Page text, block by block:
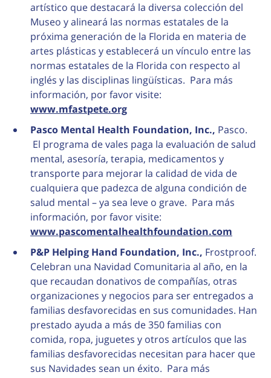
artístico que destacará la diversa colección del
Museo y alineará las normas estatales de la
próxima generación de la Florida en materia de
artes plásticas y establecerá un vínculo entre las
normas estatales de la Florida con respecto al
inglés y las disciplinas lingüísticas. Para más
información, por favor visite:
www.mfastpete.org
Pasco Mental Health Foundation, Inc., Pasco.
El programa de vales paga la evaluación de salud
mental, asesoría, terapia, medicamentos y
transporte para mejorar la calidad de vida de
cualquiera que padezca de alguna condición de
salud mental – ya sea leve o grave. Para más
información, por favor visite:
www.pascomentalhealthfoundation.com
P&P Helping Hand Foundation, Inc., Frostproof.
Celebran una Navidad Comunitaria al año, en la
que recaudan donativos de compañías, otras
organizaciones y negocios para ser entregados a
familias desfavorecidas en sus comunidades. Han
prestado ayuda a más de 350 familias con
comida, ropa, juguetes y otros artículos que las
familias desfavorecidas necesitan para hacer que
sus Navidades sean un éxito. Para más